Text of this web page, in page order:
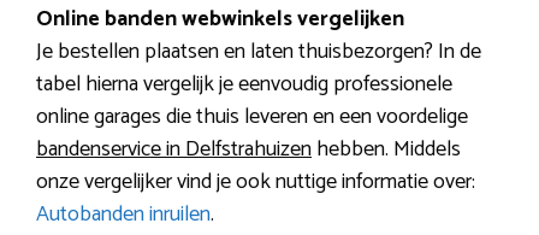
Online banden webwinkels vergelijken
Je bestellen plaatsen en laten thuisbezorgen? In de
tabel hierna vergelijk je eenvoudig professionele
online garages die thuis leveren en een voordelige
bandenservice in Delfstrahuizenhebben. Middels
onze vergelijker vind je ook nuttige informatie over:
Autobanden inruilen.